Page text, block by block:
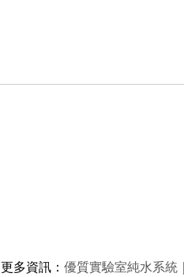
更多資訊： 優質實驗室純水系統｜